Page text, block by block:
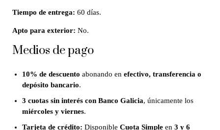
Tiempo de entrega: 60 días.
Apto para exterior: No.
Medios de pago
10% de descuento abonando en efectivo, transferencia o
depósito bancario.
3 cuotas sin interés con Banco Galicia, únicamente los
miércoles y viernes.
Tarjeta de crédito: Disponible Cuota Simple en 3 y 6